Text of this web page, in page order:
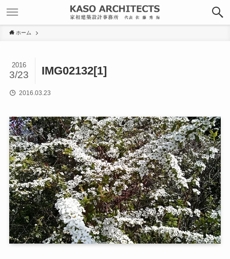
ホーム
IMG02132[1]
2016
3/23
2016.03.23